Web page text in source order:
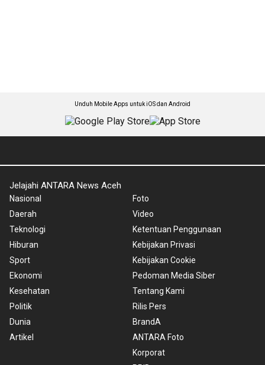
Unduh Mobile Apps untuk iOS dan Android
Jelajahi ANTARA News Aceh
Nasional
Daerah
Teknologi
Hiburan
Sport
Ekonomi
Kesehatan
Politik
Dunia
Artikel
Foto
Video
Ketentuan Penggunaan
Kebijakan Privasi
Kebijakan Cookie
Pedoman Media Siber
Tentang Kami
Rilis Pers
BrandA
ANTARA Foto
Korporat